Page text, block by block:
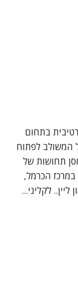
בתחום
המשולב לפתוח
תחושות של
הכרמל,
לקליני...